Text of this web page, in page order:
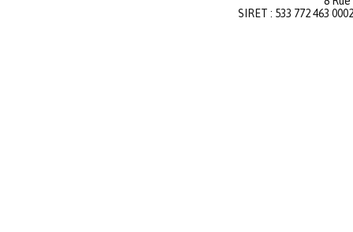
SIRET : 533 772 463